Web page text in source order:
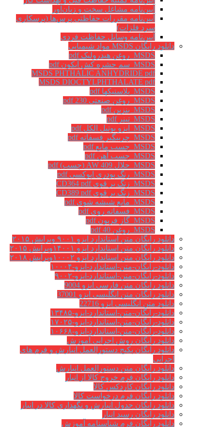
آیین‌نامه مشاغل سخت و زیان‌آور
آیین‌نامه مقررات حفاظتی پرس‌ها (پرسکاری
سرد فلزات)
آیین‌نامه وسایل حفاظت فردی
دانلود رایگان MSDS مواد شیمیایی
MSDS روغن هیدرولیک pdf
MSDS سم حشره کش آیکون pdf
MSDS PHTHALIC ANHYDRIDE pdf
MSDS DIOCTYLPHTHALATE pdf
MSDS پلاستیکها pdf
MSDS روغن صنعتی 230 pdf
MSDS بنزین pdf
MSDS تینر pdf
MSDS ایزو بوتیل الکل pdf
MSDS چربیگیر فسفاته pdf
MSDS چسب مایع pdf
MSDS چسب آهن pdf
MSDS حلال AW 409 (چسب) pdf
MSDS رنگ پودری اپوکسی pdf
MSDS زنگ بر قوی CD364 pdf
MSDS زنگ بر قوی CD389 pdf
MSDS مایع شیشه شوی pdf
MSDS فسفاته روی pdf
MSDS گاز فریون pdf
MSDS روغن 40 pdf
دانلود رایگان متن استاندارد ایزو ۹۰۰۱ ویرایش ۲۰۱۵
دانلود رایگان متن استاندارد ایزو ۱۴۰۰۱ویرایش ۲۰۱۵
دانلود رایگان متن استاندارد ایزو ۱۰۰۰۲ویرایش ۲۰۱۸
دانلود-رایگان-متن-استاندارد-ایزو-۱۰۰۰۴
دانلود-رایگان-متن-استاندارد-ایزو-۹۰۰۲
دانلود رایگان متن فارسی ایزو 9004
دانلود رایگان متن انگلیسی ایزو 37001
دانلود متن انگلیسی ایزو 22716
دانلود-رایگان-متن-استاندارد-ایزو-۱۳۴۸۵
دانلود-رایگان-متن-استاندارد-ایزو-۱۷۰۲۵
دانلود-رایگان-متن-استاندارد-ایزو-۱۰۶۶۸
دانلود رایگان روش اجرایی آموزش
دانلود رایگان پکیج دستورالعمل انبارش و فرم های
اجرایی
دانلود رایگان متن دستورالعمل انبارش
دانلود رایگان فرم خروج کالا از انبار
دانلود رایگان کاردکس کالا
دانلود رایگان فرم درخواست کالا
دانلود رایگان جدول انبارش و نگهداری کالا در انبار
دانلود رایگان رسید انبار
دانلود رایگان فرم شناسنامه آموزش